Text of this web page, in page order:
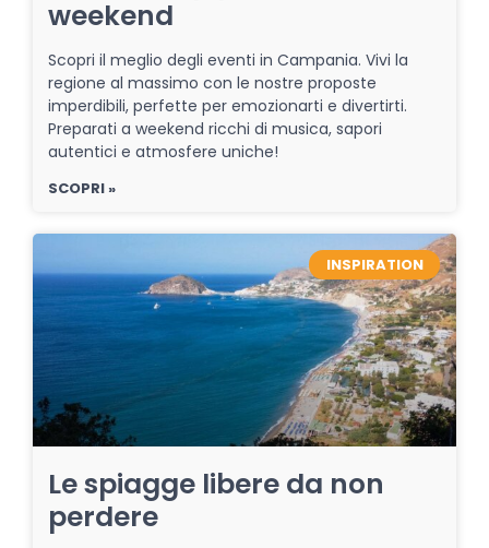
weekend
Scopri il meglio degli eventi in Campania. Vivi la
regione al massimo con le nostre proposte
imperdibili, perfette per emozionarti e divertirti.
Preparati a weekend ricchi di musica, sapori
autentici e atmosfere uniche!
SCOPRI »
INSPIRATION
Le spiagge libere da non
perdere